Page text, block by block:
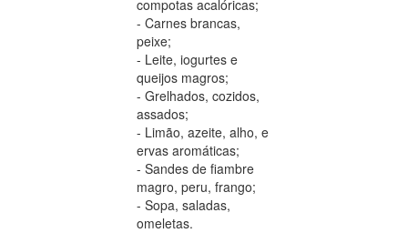
compotas acalóricas;
- Carnes brancas,
peixe;
- Leite, iogurtes e
queijos magros;
- Grelhados, cozidos,
assados;
- Limão, azeite, alho, e
ervas aromáticas;
- Sandes de fiambre
magro, peru, frango;
- Sopa, saladas,
omeletas.